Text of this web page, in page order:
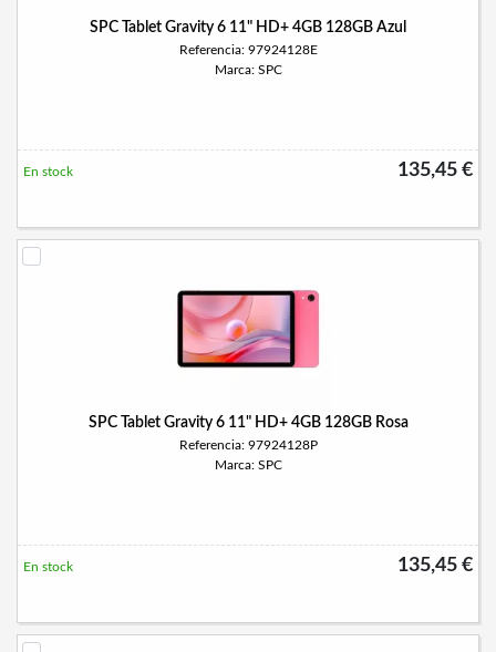
SPC Tablet Gravity 6 11" HD+ 4GB 128GB Azul
Referencia: 97924128E
Marca: SPC
135,45 €
En stock
SPC Tablet Gravity 6 11" HD+ 4GB 128GB Rosa
Referencia: 97924128P
Marca: SPC
135,45 €
En stock